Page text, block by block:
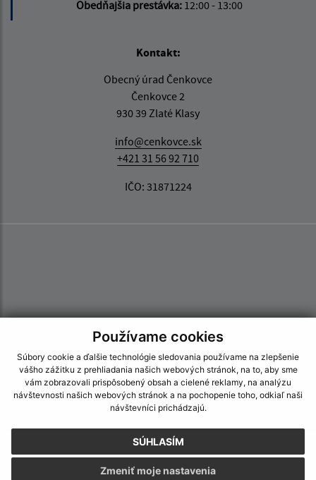
Používame cookies
Súbory cookie a ďalšie technológie sledovania používame na zlepšenie
vášho zážitku z prehliadania našich webových stránok, na to, aby sme
vám zobrazovali prispôsobený obsah a cielené reklamy, na analýzu
návštevnosti našich webových stránok a na pochopenie toho, odkiaľ naši
návštevníci prichádzajú.
SÚHLASÍM
Zmeniť moje nastavenia
Obedňajšia prestávka: 12:00 - 13:00
Kontakt:
Obecný úrad Čenkovce
Čenkovce 2
930 39 Zlaté Klasy
info@cenkovce.sk
+421 31 56 92 710
IČO: 31871224
Informácie o stránke: